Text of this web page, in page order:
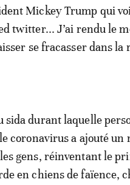
Mickey Trump qui
twitter... J’ai rendu le
se fracasser dans la
sida durant laquelle
coronavirus a ajouté un
gens, réinventant le
en chiens de faïence,